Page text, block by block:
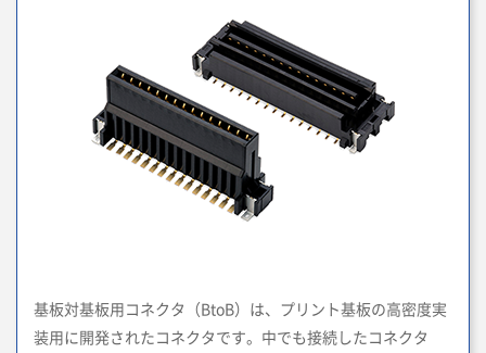
基板対基板用コネクタ（BtoB）は、プリント基板の高密度実
装用に開発されたコネクタです。中でも接続したコネクタ